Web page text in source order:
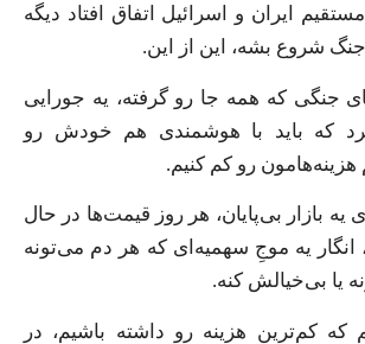
جنگ مستقیم ایران و اسرائیل اتفاق افتاد دیگه
شروع بشه، این از این.
جنگی که همه جا رو گرفته، یه جورایی
که باید با هوشمندی هم خودش رو
رو کم کنیم.
بازار بی‌پایان، هر روز قیمت‌ها در حال
انگار یه موجِ سهمیه‌ای که هر دم می‌تونه
یا بی‌خیالش کنه.
کم‌ترین هزینه رو داشته باشیم، در